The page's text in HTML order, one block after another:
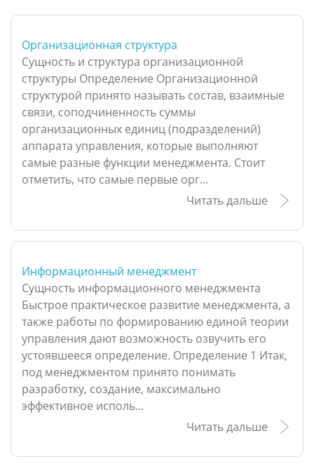
Организационная структура
Сущность и структура организационной
структуры Определение Организационной
структурой принято называть состав, взаимные
связи, соподчиненность суммы
организационных единиц (подразделений)
аппарата управления, которые выполняют
самые разные функции менеджмента. Стоит
отметить, что самые первые орг...
Читать дальше
Информационный менеджмент
Сущность информационного менеджмента
Быстрое практическое развитие менеджмента, а
также работы по формированию единой теории
управления дают возможность озвучить его
устоявшееся определение. Определение 1 Итак,
под менеджментом принято понимать
разработку, создание, максимально
эффективное исполь...
Читать дальше